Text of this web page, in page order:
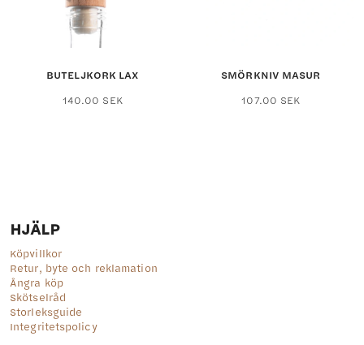
BUTELJKORK LAX
140.00 SEK
SMÖRKNIV MASUR
107.00 SEK
HJÄLP
Köpvillkor
Retur, byte och reklamation
Ångra köp
Skötselråd
Storleksguide
Integritetspolicy